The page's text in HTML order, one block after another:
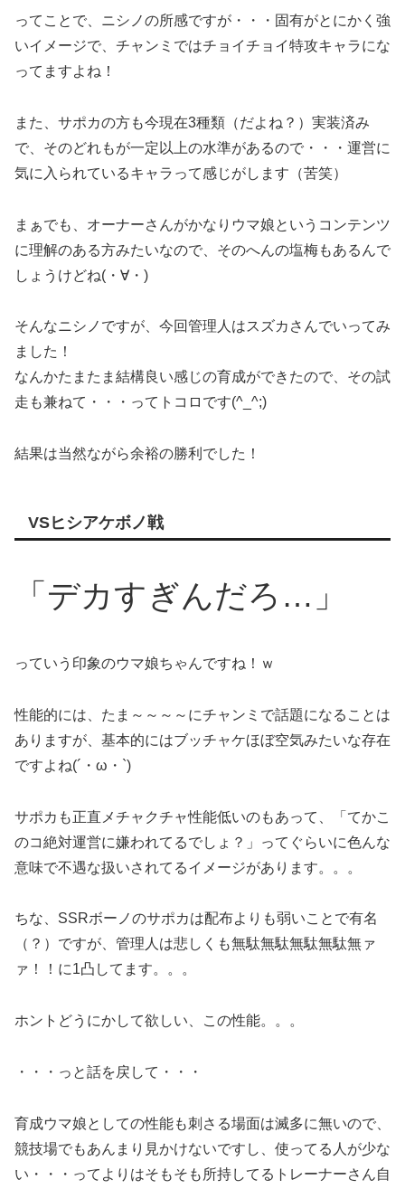
ってことで、ニシノの所感ですが・・・固有がとにかく強
いイメージで、チャンミではチョイチョイ特攻キャラにな
ってますよね！
また、サポカの方も今現在3種類（だよね？）実装済み
で、そのどれもが一定以上の水準があるので・・・運営に
気に入られているキャラって感じがします（苦笑）
まぁでも、オーナーさんがかなりウマ娘というコンテンツ
に理解のある方みたいなので、そのへんの塩梅もあるんで
しょうけどね(・∀・)
そんなニシノですが、今回管理人はスズカさんでいってみ
ました！
なんかたまたま結構良い感じの育成ができたので、その試
走も兼ねて・・・ってトコロです(^_^;)
結果は当然ながら余裕の勝利でした！
VSヒシアケボノ戦
「デカすぎんだろ…」
っていう印象のウマ娘ちゃんですね！ｗ
性能的には、たま～～～～にチャンミで話題になることは
ありますが、基本的にはブッチャケほぼ空気みたいな存在
ですよね(´・ω・`)
サポカも正直メチャクチャ性能低いのもあって、「てかこ
のコ絶対運営に嫌われてるでしょ？」ってぐらいに色んな
意味で不遇な扱いされてるイメージがあります。。。
ちな、SSRボーノのサポカは配布よりも弱いことで有名
（？）ですが、管理人は悲しくも無駄無駄無駄無駄無ァ
ァ！！に1凸してます。。。
ホントどうにかして欲しい、この性能。。。
・・・っと話を戻して・・・
育成ウマ娘としての性能も刺さる場面は滅多に無いので、
競技場でもあんまり見かけないですし、使ってる人が少な
い・・・ってよりはそもそも所持してるトレーナーさん自